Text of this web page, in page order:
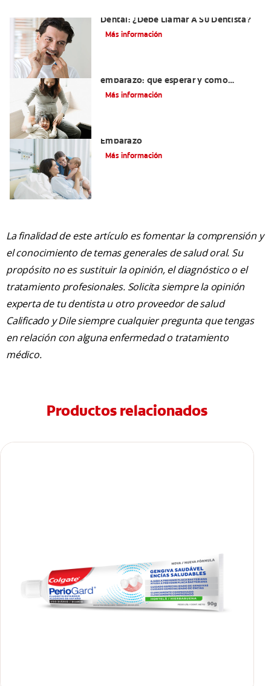
Dental: ¿Debe Llamar A Su Dentista?
Más información
embarazo: qué esperar y cómo
tratarlos
Más información
Embarazo
Más información
La finalidad de este artículo es fomentar la comprensión y
el conocimiento de temas generales de salud oral. Su
propósito no es sustituir la opinión, el diagnóstico o el
tratamiento profesionales. Solicita siempre la opinión
experta de tu dentista u otro proveedor de salud
Calificado y Dile siempre cualquier pregunta que tengas
en relación con alguna enfermedad o tratamiento
médico.
Productos relacionados